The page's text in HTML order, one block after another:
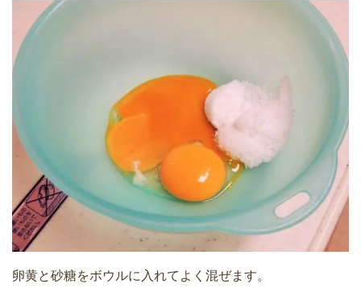
卵黄と砂糖をボウルに入れてよく混ぜます。